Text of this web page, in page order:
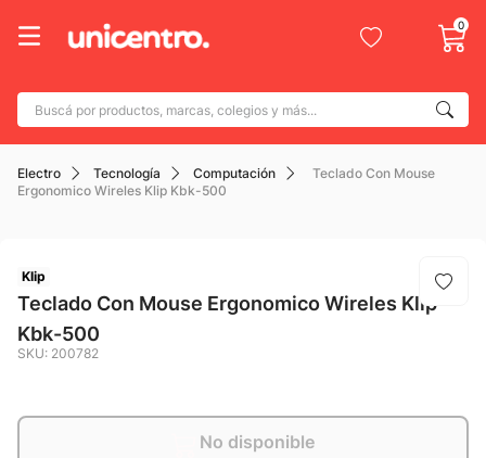
0
Buscá por productos, marcas, colegios y más...
Electro Tecnología Computación
Teclado Con Mouse
Ergonomico Wireles Klip Kbk-500
Klip
Teclado Con Mouse Ergonomico Wireles Klip
Kbk-500
SKU: 200782
No disponible
Términos más buscados
1. adidas
4. mochila
5. botin